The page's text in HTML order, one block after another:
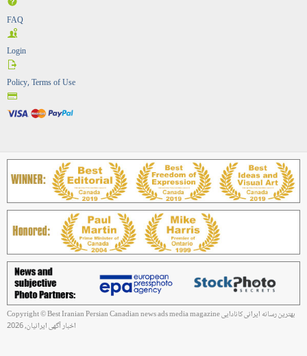
FAQ
Login
Policy, Terms of Use
Copyright © Best Iranian Persian Canadian news ads media magazine بهترین رسانه ایرانی کانادایی
اخبار آگهی ایرانیان, 2026